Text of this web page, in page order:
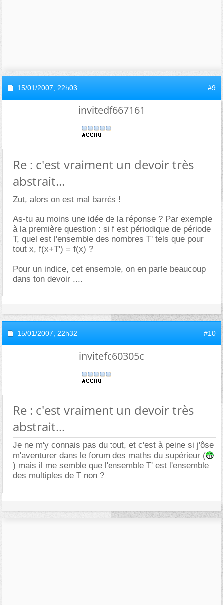
15/01/2007, 22h03 #9
invitedf667161
Re : c'est vraiment un devoir très
abstrait...
Zut, alors on est mal barrés !
As-tu au moins une idée de la réponse ? Par exemple
à la première question : si f est périodique de période
T, quel est l'ensemble des nombres T' tels que pour
tout x, f(x+T') = f(x) ?
Pour un indice, cet ensemble, on en parle beaucoup
dans ton devoir ....
15/01/2007, 22h32 #10
invitefc60305c
Re : c'est vraiment un devoir très
abstrait...
Je ne m'y connais pas du tout, et c'est à peine si j'ôse
m'aventurer dans le forum des maths du supérieur (
) mais il me semble que l'ensemble T' est l'ensemble
des multiples de T non ?